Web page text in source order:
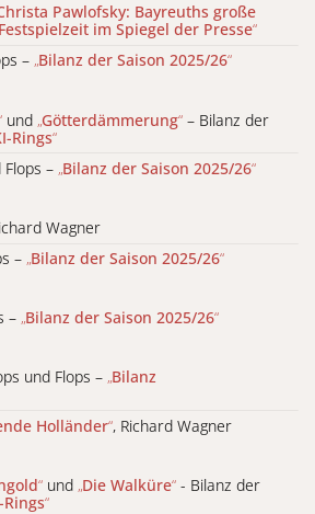
Pawlofsky: Bayreuths große
im Spiegel der Presse“
– „Bilanz der Saison 2025/26“
und „Götterdämmerung“ – Bilanz der
Rings“
– „Bilanz der Saison 2025/26“
Wagner
– „Bilanz der Saison 2025/26“
– „Bilanz der Saison 2025/26“
und Flops – „Bilanz
Holländer“, Richard Wagner
“ und „Die Walküre“ - Bilanz der
Rings“